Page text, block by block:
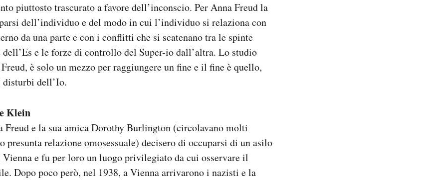
piuttosto trascurato a favore dell’inconscio. Per Anna Freud la
dell’individuo e del modo in cui l’individuo si relaziona con
da una parte e con i conflitti che si scatenano tra le spinte
e le forze di controllo del Super-io dall’altra. Lo studio
è solo un mezzo per raggiungere un fine e il fine è quello,
dell’Io.
Klein
Freud e la sua amica Dorothy Burlington (circolavano molti
presunta relazione omosessuale) decisero di occuparsi di un asilo
e fu per loro un luogo privilegiato da cui osservare il
Dopo poco però, nel 1938, a Vienna arrivarono i nazisti e la